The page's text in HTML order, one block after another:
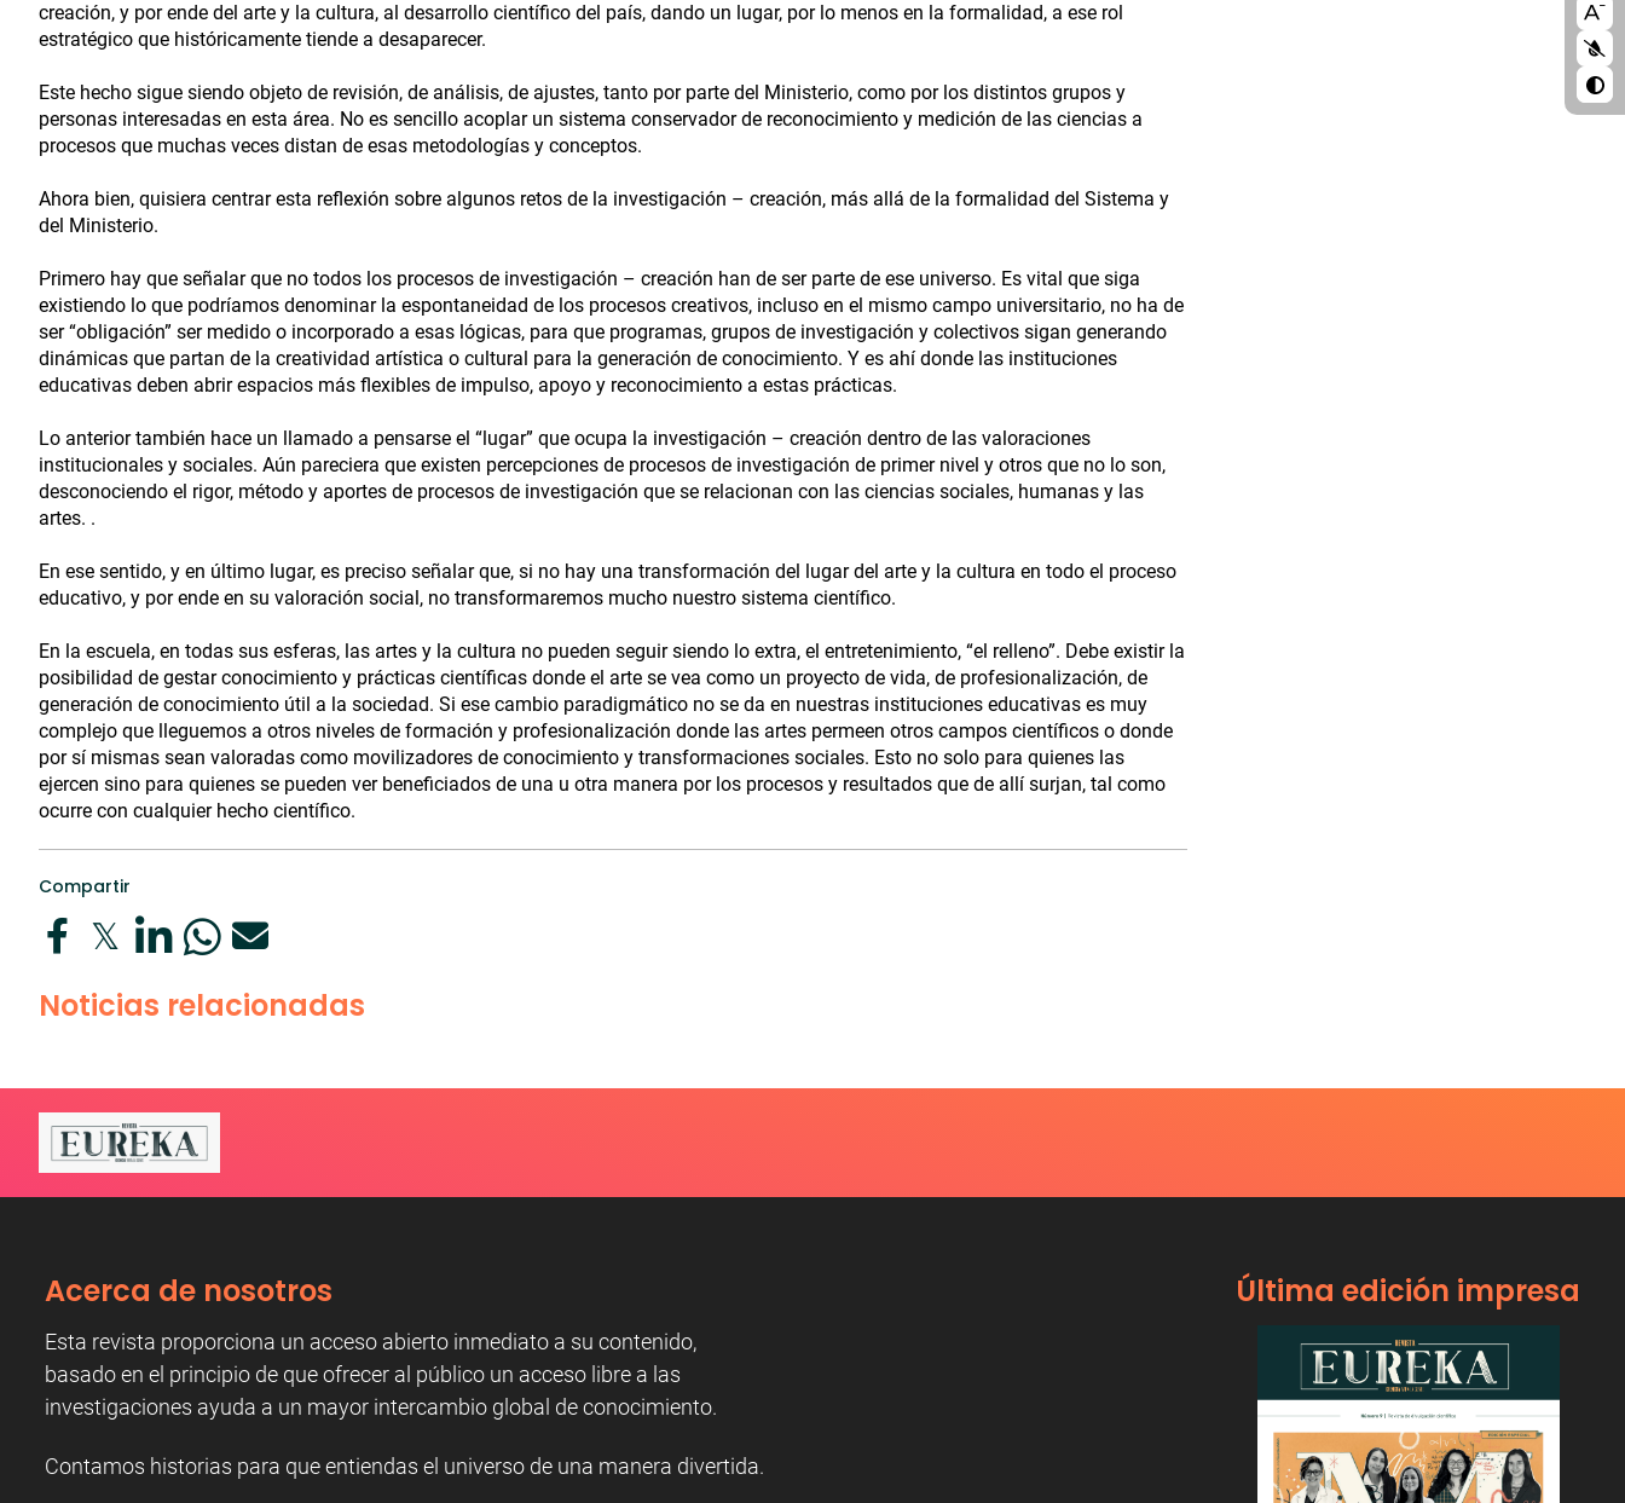
creación, y por ende del arte y la cultura, al desarrollo científico del país, dando un lugar, por lo menos en la formalidad, a ese rol
estratégico que históricamente tiende a desaparecer.
Este hecho sigue siendo objeto de revisión, de análisis, de ajustes, tanto por parte del Ministerio, como por los distintos grupos y
personas interesadas en esta área. No es sencillo acoplar un sistema conservador de reconocimiento y medición de las ciencias a
procesos que muchas veces distan de esas metodologías y conceptos.
Ahora bien, quisiera centrar esta reflexión sobre algunos retos de la investigación – creación, más allá de la formalidad del Sistema y
del Ministerio.
Primero hay que señalar que no todos los procesos de investigación – creación han de ser parte de ese universo. Es vital que siga
existiendo lo que podríamos denominar la espontaneidad de los procesos creativos, incluso en el mismo campo universitario, no ha de
ser “obligación” ser medido o incorporado a esas lógicas, para que programas, grupos de investigación y colectivos sigan generando
dinámicas que partan de la creatividad artística o cultural para la generación de conocimiento. Y es ahí donde las instituciones
educativas deben abrir espacios más flexibles de impulso, apoyo y reconocimiento a estas prácticas.
Lo anterior también hace un llamado a pensarse el “lugar” que ocupa la investigación – creación dentro de las valoraciones
institucionales y sociales. Aún pareciera que existen percepciones de procesos de investigación de primer nivel y otros que no lo son,
desconociendo el rigor, método y aportes de procesos de investigación que se relacionan con las ciencias sociales, humanas y las
artes. .
En ese sentido, y en último lugar, es preciso señalar que, si no hay una transformación del lugar del arte y la cultura en todo el proceso
educativo, y por ende en su valoración social, no transformaremos mucho nuestro sistema científico.
En la escuela, en todas sus esferas, las artes y la cultura no pueden seguir siendo lo extra, el entretenimiento, “el relleno”. Debe existir la
posibilidad de gestar conocimiento y prácticas científicas donde el arte se vea como un proyecto de vida, de profesionalización, de
generación de conocimiento útil a la sociedad. Si ese cambio paradigmático no se da en nuestras instituciones educativas es muy
complejo que lleguemos a otros niveles de formación y profesionalización donde las artes permeen otros campos científicos o donde
por sí mismas sean valoradas como movilizadores de conocimiento y transformaciones sociales. Esto no solo para quienes las
ejercen sino para quienes se pueden ver beneficiados de una u otra manera por los procesos y resultados que de allí surjan, tal como
ocurre con cualquier hecho científico.
Compartir
Noticias relacionadas
Acerca de nosotros
Esta revista proporciona un acceso abierto inmediato a su contenido,
basado en el principio de que ofrecer al público un acceso libre a las
investigaciones ayuda a un mayor intercambio global de conocimiento.
Contamos historias para que entiendas el universo de una manera divertida.
Última edición impresa